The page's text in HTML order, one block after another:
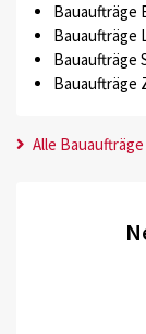
Bauaufträge
Bauaufträge
Bauaufträge
Bauaufträge
Alle Bauaufträge